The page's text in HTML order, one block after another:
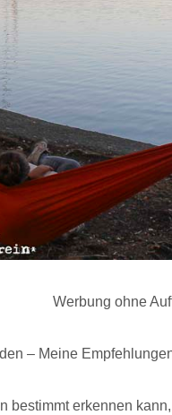
Werbung ohne
– Meine
bestimmt erkennen